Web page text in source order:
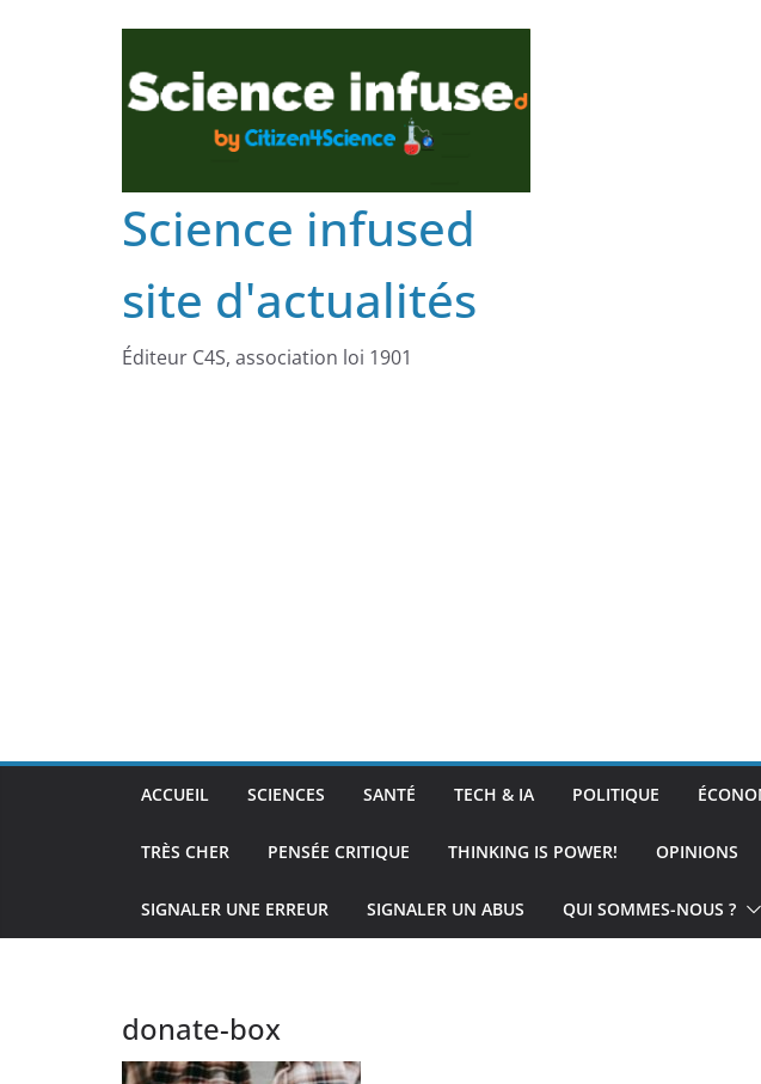
Science infused
site d'actualités
Éditeur C4S, association loi 1901
ACCUEIL SCIENCES SANTÉ TECH & IA POLITIQUE
TRÈS CHER PENSÉE CRITIQUE THINKING IS POWER! OPINIONS
SIGNALER UNE ERREUR SIGNALER UN ABUS QUI SOMMES-NOUS ?
donate-box